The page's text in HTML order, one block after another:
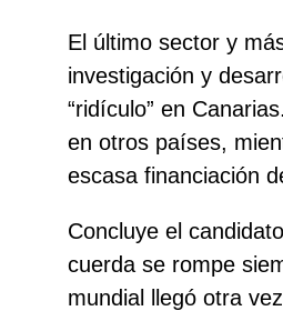
El último sector y
investigación y
“ridículo” en
en otros países,
escasa financiación
Concluye el
cuerda se rompe
mundial llegó otra